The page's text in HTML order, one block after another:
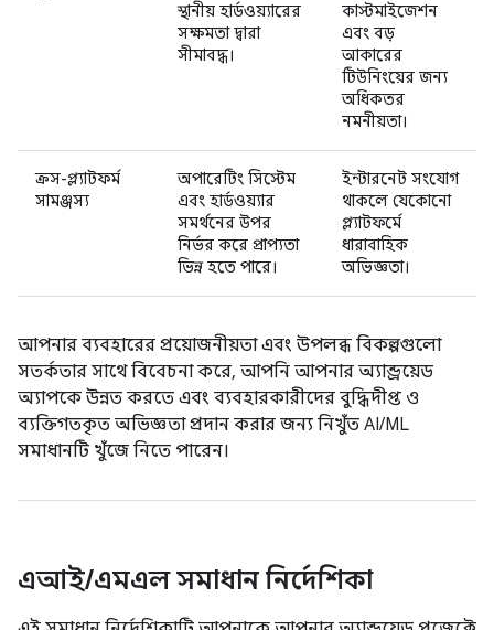
স্থানীয় হার্ডওয়্যারের
সক্ষমতা দ্বারা
সীমাবদ্ধ।
কাস্টমাইজেশন
এবং বড়
আকারের
টিউনিংয়ের জন্য
অধিকতর
নমনীয়তা।
ক্রস-প্ল্যাটফর্ম
সামঞ্জস্য
অপারেটিং সিস্টেম
এবং হার্ডওয়্যার
সমর্থনের উপর
নির্ভর করে প্রাপ্যতা
ভিন্ন হতে পারে।
ইন্টারনেট সংযোগ
থাকলে যেকোনো
প্ল্যাটফর্মে
ধারাবাহিক
অভিজ্ঞতা।
আপনার ব্যবহারের প্রয়োজনীয়তা এবং উপলব্ধ বিকল্পগুলো
সতর্কতার সাথে বিবেচনা করে, আপনি আপনার অ্যান্ড্রয়েড
অ্যাপকে উন্নত করতে এবং ব্যবহারকারীদের বুদ্ধিদীপ্ত ও
ব্যক্তিগতকৃত অভিজ্ঞতা প্রদান করার জন্য নিখুঁত AI/ML
সমাধানটি খুঁজে নিতে পারেন।
এআই/এমএল সমাধান নির্দেশিকা